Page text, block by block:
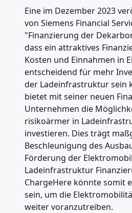
Eine im Dezember 2023
von Siemens Financial
"Finanzierung der
dass ein attraktives
Kosten und Einnahmen in
entscheidend für mehr
der Ladeinfrastruktur sein
bietet mit seiner neuen
Unternehmen die
risikoärmer in
investieren. Dies trägt
Beschleunigung des
Förderung der
Ladeinfrastruktur
ChargeHere könnte somit
sein, um die
weiter voranzutreiben.